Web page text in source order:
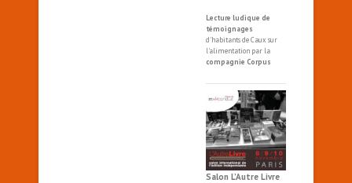
Lecture ludique de
témoignages
d'habitants de Caux sur
l'alimentation par la
compagnie Corpus
Salon L’Autre Livre